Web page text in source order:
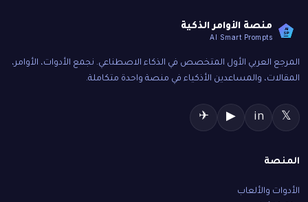
AI
SP
منصة الأوامر الذكية
AI Smart Prompts
المرجع العربي الأول المتخصص في الذكاء الاصطناعي. نجمع الأدوات، الأوامر،
المقالات، والمساعدين الأذكياء في منصة واحدة متكاملة.
𝕏
in
▶
✈
المنصة
الأدوات والألعاب